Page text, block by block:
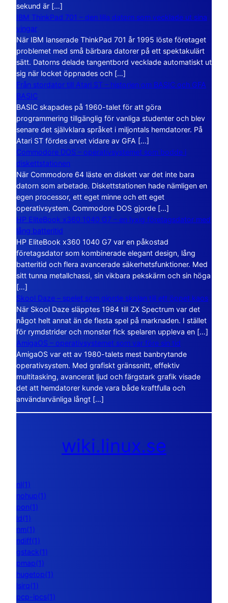
sekund är […]
IBM ThinkPad 701 – den lilla datorn som vecklade ut sina
vingar
När IBM lanserade ThinkPad 701 år 1995 löste företaget
problemet med små bärbara datorer på ett spektakulärt
sätt. Datorns delade tangentbord vecklade automatiskt ut
sig när locket öppnades och […]
Från stordator till Atari ST – historien om BASIC och GFA
BASIC
BASIC skapades på 1960-talet för att göra
programmering tillgänglig för vanliga studenter och blev
senare det självklara språket i miljontals hemdatorer. På
Atari ST fördes arvet vidare av GFA […]
Commodore DOS – operativsystemet som bodde i
diskettstationen
När Commodore 64 läste en diskett var det inte bara
datorn som arbetade. Diskettstationen hade nämligen en
egen processor, ett eget minne och ett eget
operativsystem. Commodore DOS gjorde […]
HP EliteBook x360 1040 G7 – en lyxig företagsdator med
lång batteritid
HP EliteBook x360 1040 G7 var en påkostad
företagsdator som kombinerade elegant design, lång
batteritid och flera avancerade säkerhetsfunktioner. Med
sitt tunna metallchassi, sin vikbara pekskärm och sin höga
[…]
Skool Daze – spelet som gjorde skolan till ett öppet kaos
När Skool Daze släpptes 1984 till ZX Spectrum var det
något helt annat än de flesta spel på marknaden. I stället
för rymdstrider och monster fick spelaren uppleva en […]
AmigaOS – operativsystemet som var före sin tid
AmigaOS var ett av 1980-talets mest banbrytande
operativsystem. Med grafiskt gränssnitt, effektiv
multitasking, avancerat ljud och färgstark grafik visade
det att hemdatorer kunde vara både kraftfulla och
användarvänliga långt […]
wiki.linux.se
nl(1)
nohup(1)
pon(1)
ld(1)
nm(1)
ndiff(1)
gstack(1)
pmap(1)
hugetop(1)
lsirq(1)
pcp-ipcs(1)